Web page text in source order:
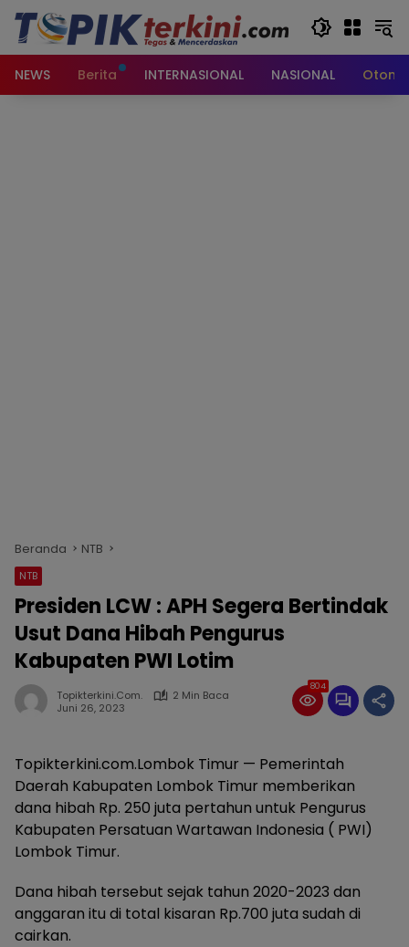
Langsung
konten
NEWS
Berita INTERNASIONAL NASIONAL
Beranda NTB
NTB
Presiden LCW : APH Segera Bertindak
Usut Dana Hibah Pengurus
Kabupaten PWI Lotim
Topikterkini.com.
2 Min Baca
Juni 26, 2023
804
Topikterkini.com.Lombok Timur — Pemerintah
Daerah Kabupaten Lombok Timur memberikan
dana hibah Rp. 250 juta pertahun untuk Pengurus
Kabupaten Persatuan Wartawan Indonesia ( PWI)
Lombok Timur.
Dana hibah tersebut sejak tahun 2020-2023 dan
anggaran itu di total kisaran Rp.700 juta sudah di
cairkan.